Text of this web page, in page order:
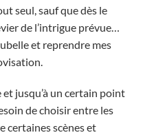
seul, sauf que dès le
de l’intrigue prévue…
et reprendre mes
et jusqu’à un certain point
de choisir entre les
certaines scènes et